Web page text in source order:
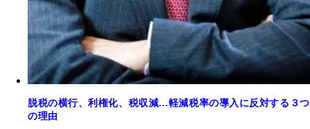
脱税の横行、利権化、税収減…軽減税率の導入に反対する３つ
の理由